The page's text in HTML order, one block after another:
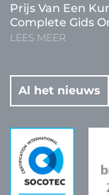
Prijs Van Een
Complete Gids
LEES MEER
Al het nieuws